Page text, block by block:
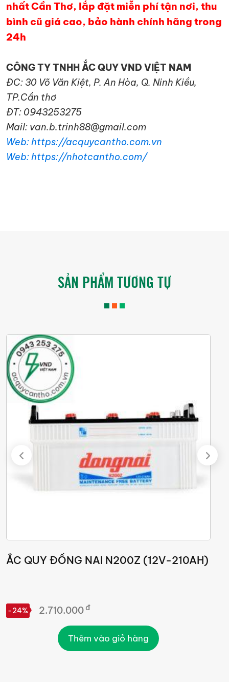
nhất Cần Thơ, lắp đặt miễn phí tận nơi, thu
bình cũ giá cao, bảo hành chính hãng trong
24h
CÔNG TY TNHH ẮC QUY VND VIỆT NAM
ĐC: 30 Võ Văn Kiệt, P. An Hòa, Q. Ninh Kiều,
TP.Cần thơ
ĐT: 0943253275
Mail: van.b.trinh88@gmail.com
Web: https://acquycantho.com.vn
Web: https://nhotcantho.com/
SẢN PHẨM TƯƠNG TỰ
ẮC QUY ĐỒNG NAI N200Z (12V-210AH)
-24% 2.710.000 đ
Thêm vào giỏ hàng